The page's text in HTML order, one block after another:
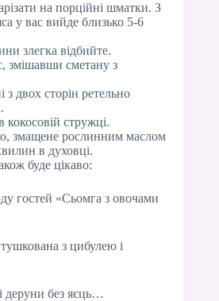
на порційні шматки. З
у вас вийде близько 5-6
злегка відбийте.
змішавши сметану з
з двох сторін ретельно
кокосовій стружці.
змащене рослинним маслом
в духовці.
буде цікаво:
гостей «Сьомга з овочами
з цибулею і
деруни без яєць…